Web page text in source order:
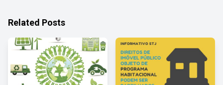
Related Posts